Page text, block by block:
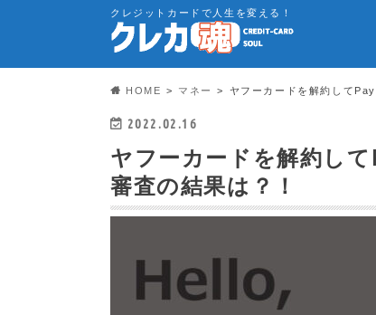
クレジットカードで人生を変える！
HOME マネー ヤフーカードを解約して
2022.02.16
ヤフーカードを解約し
審査の結果は？！